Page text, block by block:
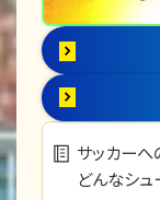
サッカー
どんなシュ